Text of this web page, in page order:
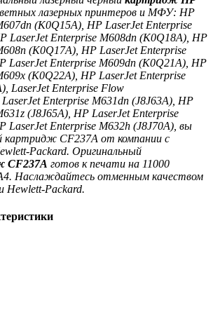
лазерных принтеров и МФУ: HP
(K0Q15A), HP LaserJet Enterprise
LaserJet Enterprise M608dn (K0Q18A), HP
(K0Q17A), HP LaserJet Enterprise
LaserJet Enterprise M609dn (K0Q21A), HP
(K0Q22A), HP LaserJet Enterprise
LaserJet Enterprise Flow
Enterprise M631dn (J8J63A), HP
(J8J65A), HP LaserJet Enterprise
LaserJet Enterprise M632h (J8J70A) , вы
картридж CF237A от компании с
Packard. Оригинальный
CF237A готов к печати на 11000
Наслаждайтесь отменным качеством
Hewlett-Packard.